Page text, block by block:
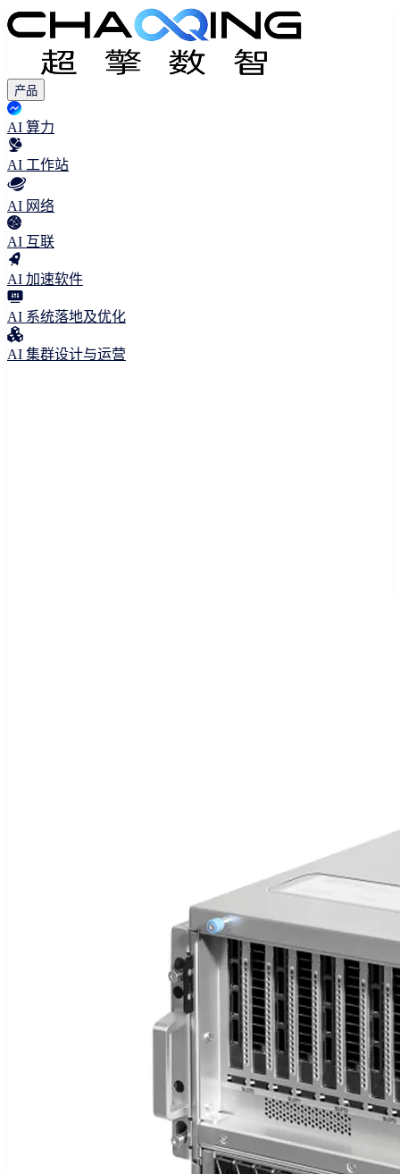
产品
AI 算力
AI 工作站
AI 网络
AI 互联
AI 加速软件
AI 系统落地及优化
AI 集群设计与运营